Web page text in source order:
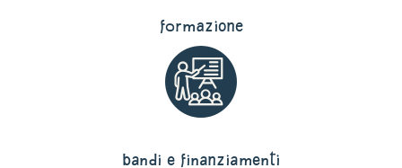
formazione
bandi e finanziamenti